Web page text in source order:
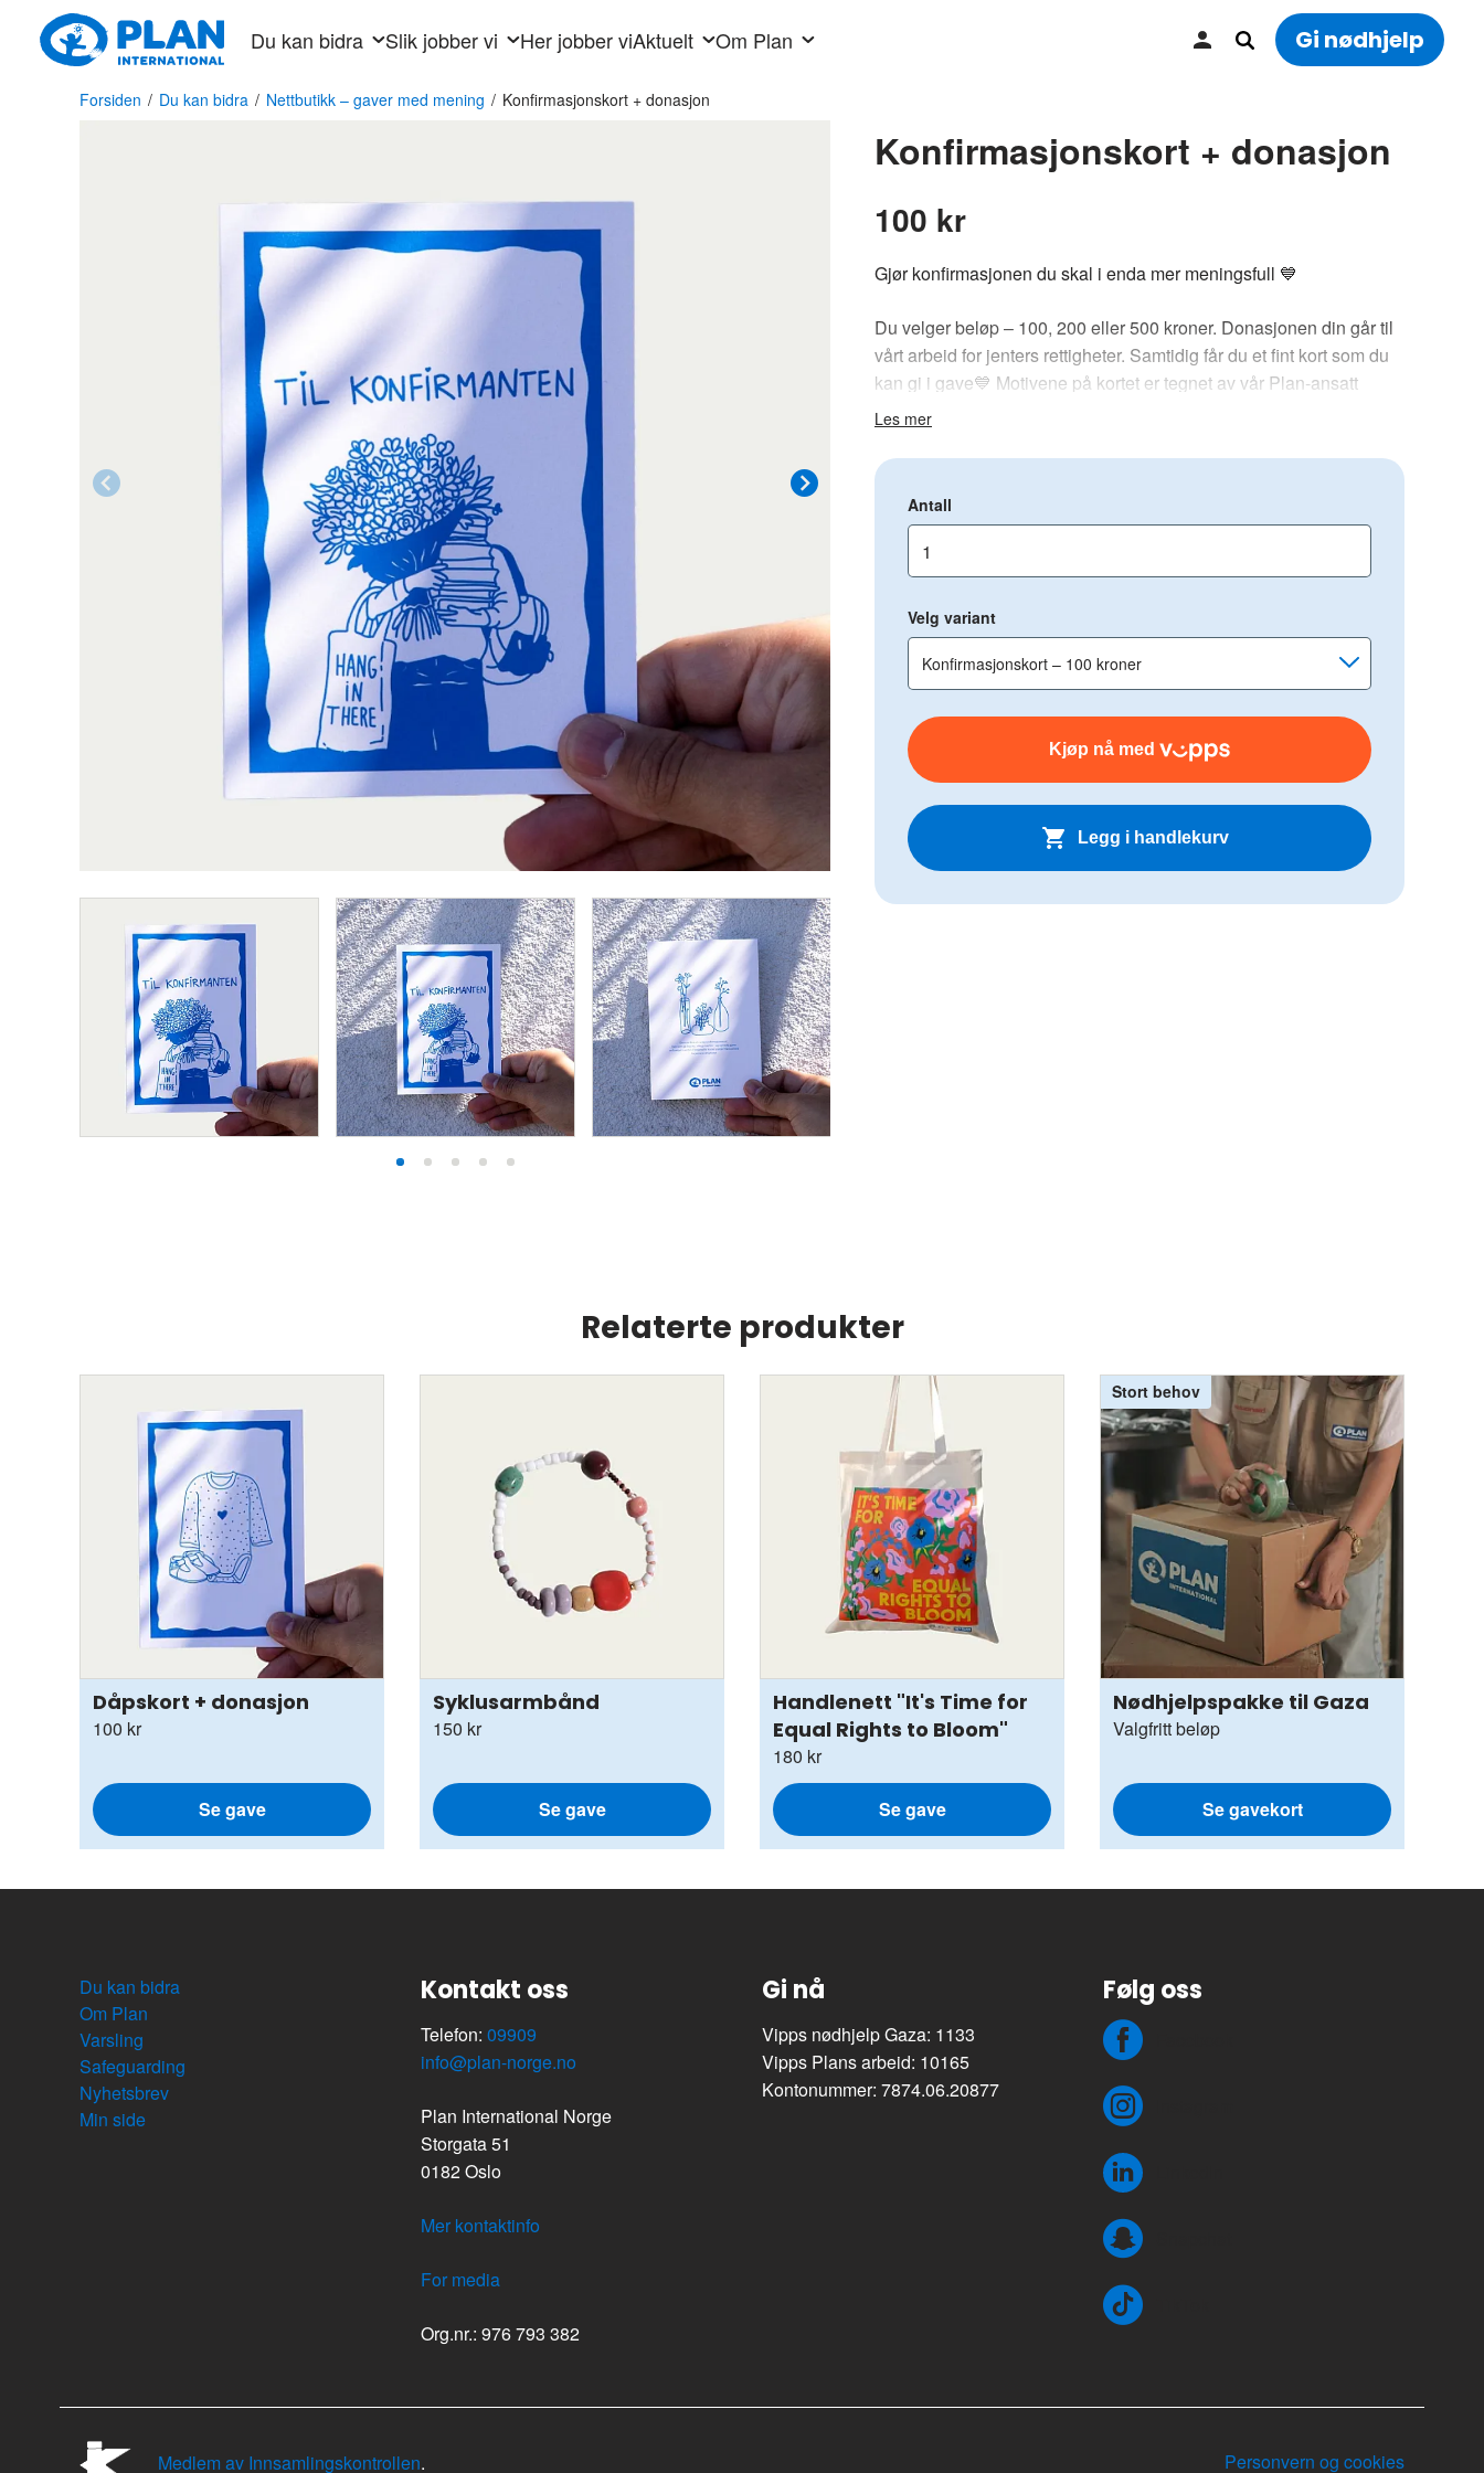
hovedinnhold
Du kan bidra Slik jobber vi Her jobber viAktuelt Om Plan Gi nødhjelp
Forsiden / Du kan bidra / Nettbutikk – gaver med mening / Konfirmasjonskort + donasjon
Konfirmasjonskort + donasjon
100 kr
Gjør konfirmasjonen du skal i enda mer meningsfull 💙
Du velger beløp – 100, 200 eller 500 kroner. Donasjonen din går til
vårt arbeid for jenters rettigheter. Samtidig får du et fint kort som du
kan gi i gave💙 Motivene på kortet er tegnet av vår Plan-ansatt
Martine Julianne.
Kortet kan åpnes, og du skriver det du selv ønsker inni. Konvolutt
Les mer
Antall
Velg variant
Kjøp nå med
Legg i handlekurv
Relaterte produkter
Dåpskort + donasjon
100 kr
Se gave
Syklusarmbånd
150 kr
Se gave
Handlenett "It's Time for
Equal Rights to Bloom"
180 kr
Se gave
Stort behov
Nødhjelpspakke til Gaza
Valgfritt beløp
Se gavekort
Du kan bidra
Om Plan
Varsling
Safeguarding
Nyhetsbrev
Min side
Kontakt oss
Telefon: 09909
info@plan-norge.no
Plan International Norge
Storgata 51
0182 Oslo
Mer kontaktinfo
For media
Org.nr.: 976 793 382
Gi nå
Vipps nødhjelp Gaza: 1133
Vipps Plans arbeid: 10165
Kontonummer: 7874.06.20877
Følg oss
Medlem av Innsamlingskontrollen. Personvern og cookies